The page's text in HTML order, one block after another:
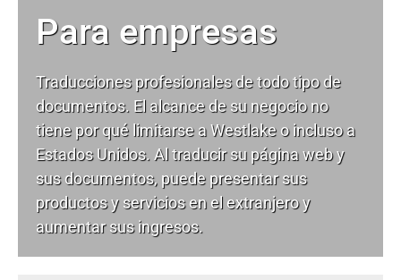
Para empresas
Traducciones profesionales de todo tipo de
documentos. El alcance de su negocio no
tiene por qué limitarse a Westlake o incluso a
Estados Unidos. Al traducir su página web y
sus documentos, puede presentar sus
productos y servicios en el extranjero y
aumentar sus ingresos.